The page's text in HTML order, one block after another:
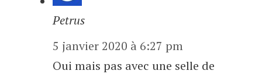
Petrus
5 janvier 2020 à 6:27 pm
Oui mais pas avec une selle de